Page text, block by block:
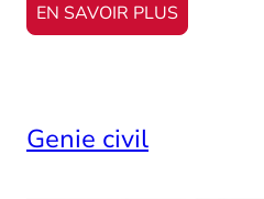
EN SAVOIR PLUS
Genie civil